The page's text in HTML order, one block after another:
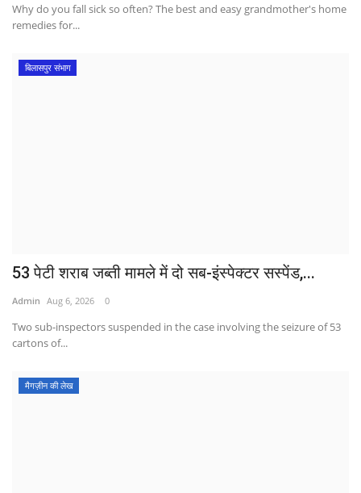
Why do you fall sick so often? The best and easy grandmother's home
remedies for...
बिलासपुर संभाग
53 पेटी शराब जब्ती मामले में दो सब-इंस्पेक्टर सस्पेंड,...
Admin Aug 6, 2026 0
Two sub-inspectors suspended in the case involving the seizure of 53
cartons of...
मैगज़ीन की लेख